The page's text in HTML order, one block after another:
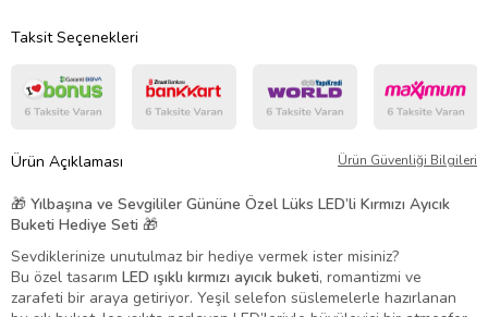
Taksit Seçenekleri
Ürün Açıklaması Ürün Güvenliği Bilgileri
🎁 Yılbaşına ve Sevgililer Gününe Özel Lüks LED’li Kırmızı Ayıcık
Buketi Hediye Seti 🎁
Sevdiklerinize unutulmaz bir hediye vermek ister misiniz?
Bu özel tasarım LED ışıklı kırmızı ayıcık buketi, romantizmi ve
zarafeti bir araya getiriyor. Yeşil selefon süslemelerle hazırlanan